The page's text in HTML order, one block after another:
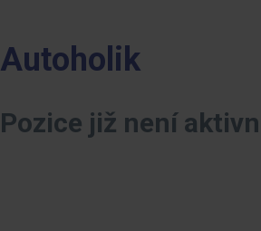
Autoholik
Pozice již není